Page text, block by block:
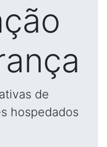
de
hospedados